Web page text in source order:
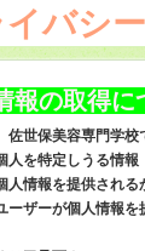
イバシ
報の取得に
世保美容専門学校
人を特定しうる情報
人情報を提供される
ーザーが個人情報